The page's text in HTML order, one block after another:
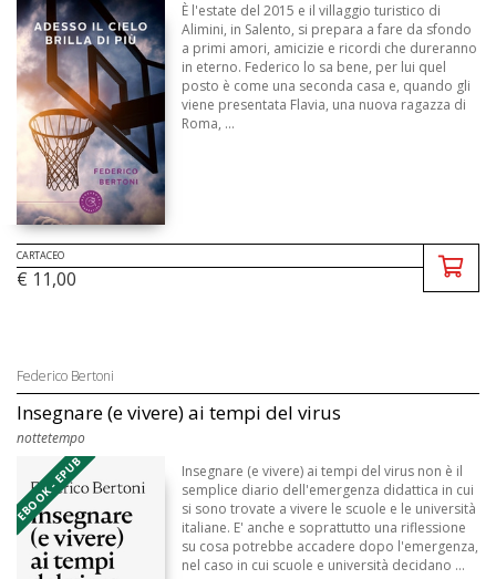
È l'estate del 2015 e il villaggio turistico di
Alimini, in Salento, si prepara a fare da sfondo
a primi amori, amicizie e ricordi che dureranno
in eterno. Federico lo sa bene, per lui quel
posto è come una seconda casa e, quando gli
viene presentata Flavia, una nuova ragazza di
Roma, ...
CARTACEO
€ 11,00
Federico Bertoni
Insegnare (e vivere) ai tempi del virus
nottetempo
EBOOK - EPUB
Insegnare (e vivere) ai tempi del virus non è il
semplice diario dell'emergenza didattica in cui
si sono trovate a vivere le scuole e le università
italiane. E' anche e soprattutto una riflessione
su cosa potrebbe accadere dopo l'emergenza,
nel caso in cui scuole e università decidano ...